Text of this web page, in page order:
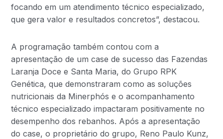
focando em um atendimento técnico especializado,
que gera valor e resultados concretos”, destacou.
A programação também contou com a
apresentação de um case de sucesso das Fazendas
Laranja Doce e Santa Maria, do Grupo RPK
Genética, que demonstraram como as soluções
nutricionais da Minerphós e o acompanhamento
técnico especializado impactaram positivamente no
desempenho dos rebanhos. Após a apresentação
do case, o proprietário do grupo, Reno Paulo Kunz,